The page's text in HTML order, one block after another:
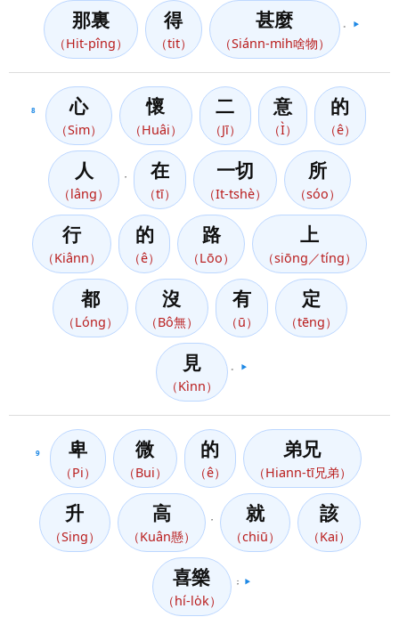
那裏
（Hit-pîng）
得
（tit）
甚麼
（Siánn-mi̍h啥物）
▶️
8 心
（Sim）
懷
（Huâi）
二
（Jī）
意
（Ì）
的
（ê）
人
（lâng）
在
（tī）
一切
（It-tshè）
所
（sóo）
行
（Kiânn）
的
（ê）
路
（Lōo）
上
（siōng／tíng）
都
（Lóng）
沒
（Bô無）
有
（ū）
定
（tēng）
見
（Kìnn）
▶️
9 卑
（Pi）
微
（Bui）
的
（ê）
弟兄
（Hiann-tī兄弟）
升
（Sing）
高
（Kuân懸）
就
（chiū）
該
（Kai）
喜樂
（hí-lo̍k）
； ▶️